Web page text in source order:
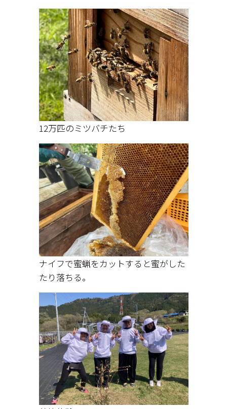
12万匹のミツバチたち
ナイフで蜜蝋をカットすると蜜がした
たり落ちる。